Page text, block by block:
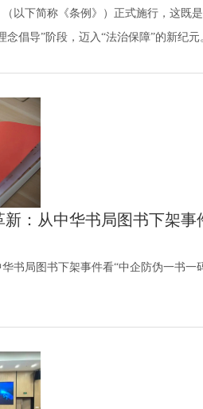
以下简称《条例》）正式施行，这既
念倡导”阶段，迈入“法治保障”的新纪元
：从中华书局图书下架
书局图书下架事件看“中企防伪一书一